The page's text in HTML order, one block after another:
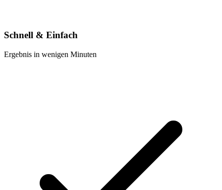
Schnell & Einfach
Ergebnis in wenigen Minuten